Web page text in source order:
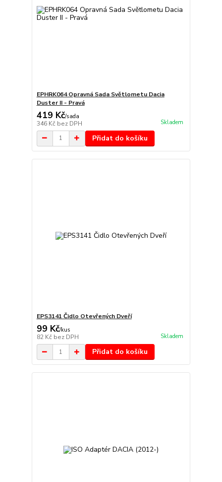
EPHRK064 Opravná Sada Světlometu Dacia
Duster II - Pravá
419 Kč/sada
346 Kč bez DPH Skladem
Přidat do košíku
EPS3141 Čidlo Otevřených Dveří
99 Kč/kus
82 Kč bez DPH Skladem
Přidat do košíku